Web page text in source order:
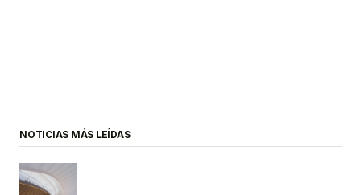
NOTICIAS MÁS LEÍDAS